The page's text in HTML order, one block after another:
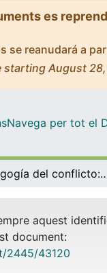
es
reanudará a
August
Navega per tot el
Pedagogía del conflicto: Brasil,
aquest
document:
2445/43120